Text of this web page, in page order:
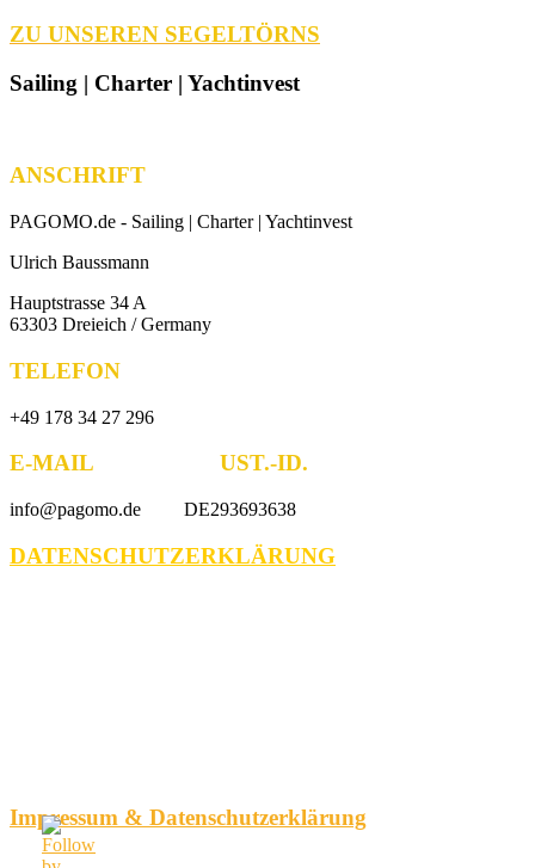
ZU UNSEREN SEGELTÖRNS
Sailing | Charter | Yachtinvest
ANSCHRIFT
PAGOMO.de - Sailing | Charter | Yachtinvest
Ulrich Baussmann
Hauptstrasse 34 A
63303 Dreieich / Germany
TELEFON
+49 178 34 27 296
E-MAIL UST.-ID.
info@pagomo.de DE293693638
DATENSCHUTZERKLÄRUNG
Impressum & Datenschutzerklärung